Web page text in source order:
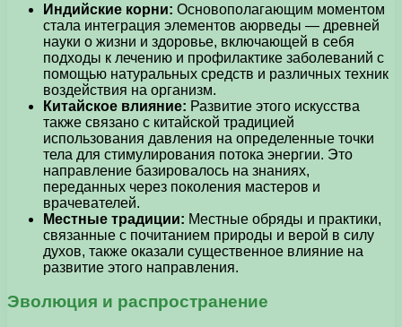
Индийские корни: Основополагающим моментом
стала интеграция элементов аюрведы — древней
науки о жизни и здоровье, включающей в себя
подходы к лечению и профилактике заболеваний с
помощью натуральных средств и различных техник
воздействия на организм.
Китайское влияние: Развитие этого искусства
также связано с китайской традицией
использования давления на определенные точки
тела для стимулирования потока энергии. Это
направление базировалось на знаниях,
переданных через поколения мастеров и
врачевателей.
Местные традиции: Местные обряды и практики,
связанные с почитанием природы и верой в силу
духов, также оказали существенное влияние на
развитие этого направления.
Эволюция и распространение